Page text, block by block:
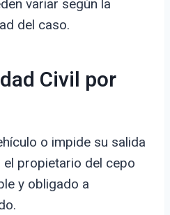
variar según la
del caso.
Civil por
o impide su salida
propietario del cepo
y obligado a